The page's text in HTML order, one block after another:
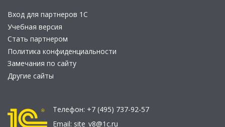
Вход для партнеров 1С
Учебная версия
Стать партнером
Политика конфиденциальности
Замечания по сайту
Другие сайты
Телефон: +7 (495) 737-92-57
Email: site_v8@1c.ru